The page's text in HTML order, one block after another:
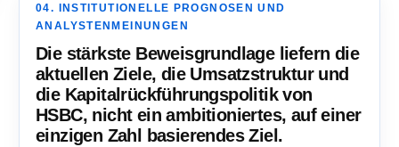
04. INSTITUTIONELLE PROGNOSEN UND
ANALYSTENMEINUNGEN
Die stärkste Beweisgrundlage liefern die
aktuellen Ziele, die Umsatzstruktur und
die Kapitalrückführungspolitik von
HSBC, nicht ein ambitioniertes, auf einer
einzigen Zahl basierendes Ziel.